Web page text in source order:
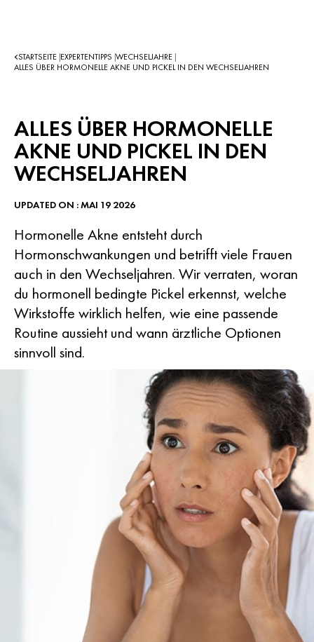
STARTSEITE EXPERTENTIPPS WECHSELJAHRE
ALLES ÜBER HORMONELLE AKNE UND PICKEL IN DEN WECHSELJAHREN
ALLES ÜBER HORMONELLE
AKNE UND PICKEL IN DEN
WECHSELJAHREN
Hormonelle Akne entsteht durch
Hormonschwankungen und betrifft viele Frauen
auch in den Wechseljahren. Wir verraten, woran
du hormonell bedingte Pickel erkennst, welche
Wirkstoffe wirklich helfen, wie eine passende
Routine aussieht und wann ärztliche Optionen
sinnvoll sind.
UPDATED ON : MAI 19 2026